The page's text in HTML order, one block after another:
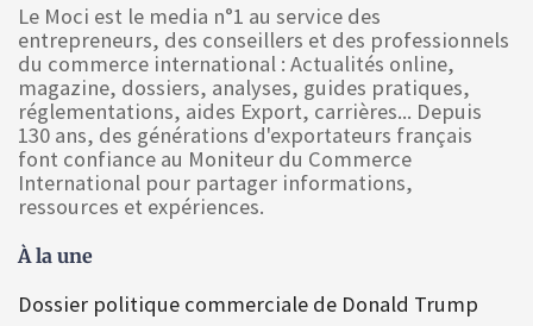
Le Moci est le media n°1 au service des
entrepreneurs, des conseillers et des professionnels
du commerce international : Actualités online,
magazine, dossiers, analyses, guides pratiques,
réglementations, aides Export, carrières... Depuis
130 ans, des générations d'exportateurs français
font confiance au Moniteur du Commerce
International pour partager informations,
ressources et expériences.
À la une
Dossier politique commerciale de Donald Trump